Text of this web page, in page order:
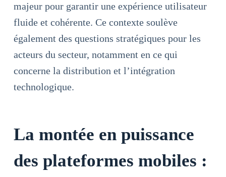
majeur pour garantir une expérience utilisateur
fluide et cohérente. Ce contexte soulève
également des questions stratégiques pour les
acteurs du secteur, notamment en ce qui
concerne la distribution et l’intégration
technologique.
La montée en puissance
des plateformes mobiles :